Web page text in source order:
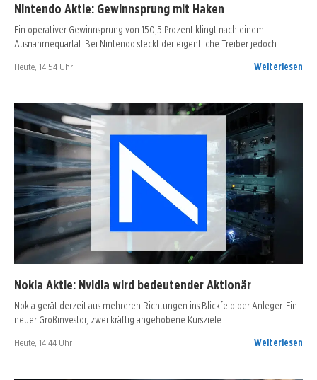
Nintendo Aktie: Gewinnsprung mit Haken
Ein operativer Gewinnsprung von 150,5 Prozent klingt nach einem
Ausnahmequartal. Bei Nintendo steckt der eigentliche Treiber jedoch…
Heute, 14:54 Uhr Weiterlesen
Nokia Aktie: Nvidia wird bedeutender Aktionär
Nokia gerät derzeit aus mehreren Richtungen ins Blickfeld der Anleger. Ein
neuer Großinvestor, zwei kräftig angehobene Kursziele…
Heute, 14:44 Uhr Weiterlesen